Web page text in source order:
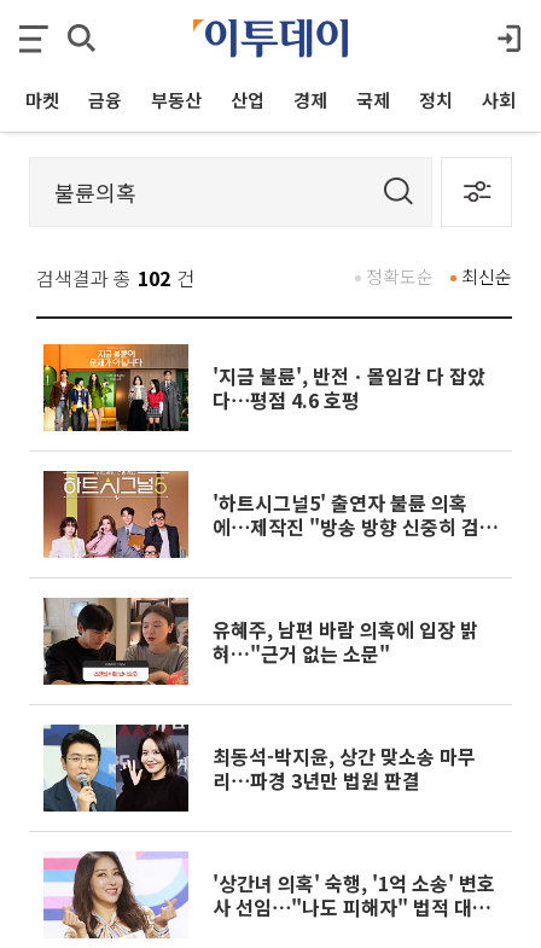
마켓 금융 부동산 산업 경제 국제 정치 사회
검색결과 총 102 건 최신순
정확도순
'지금 불륜', 반전ㆍ몰입감 다 잡았
다⋯평점 4.6 호평
'하트시그널5' 출연자 불륜 의혹
에⋯제작진 "방송 방향 신중히 검
유혜주, 남편 바람 의혹에 입장 밝
혀…"근거 없는 소문"
최동석-박지윤, 상간 맞소송 마무
리⋯파경 3년만 법원 판결
'상간녀 의혹' 숙행, '1억 소송' 변호
사 선임⋯"나도 피해자" 법적 대응